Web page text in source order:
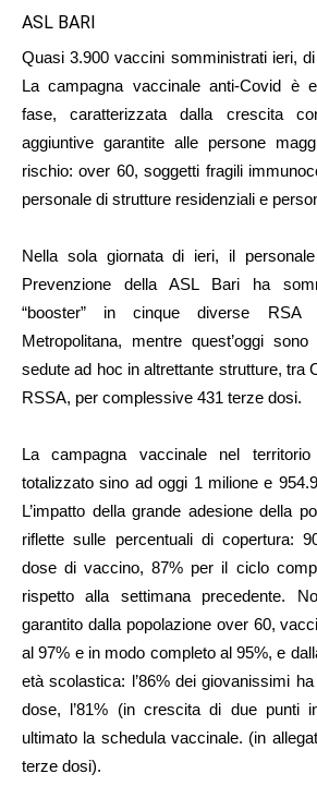
ASL BARI
Quasi 3.900 vaccini somministrati ieri,
La campagna vaccinale anti-Covid è
fase, caratterizzata dalla crescita
aggiuntive garantite alle persone
rischio: over 60, soggetti fragili
personale di strutture residenziali e
Nella sola giornata di ieri, il
Prevenzione della ASL Bari ha
“booster” in cinque diverse RSA
Metropolitana, mentre quest’oggi
sedute ad hoc in altrettante strutture, tra
RSSA, per complessive 431 terze dosi.
La campagna vaccinale nel
totalizzato sino ad oggi 1 milione e
L’impatto della grande adesione della
riflette sulle percentuali di copertura:
dose di vaccino, 87% per il ciclo
rispetto alla settimana precedente.
garantito dalla popolazione over 60,
al 97% e in modo completo al 95%, e
età scolastica: l’86% dei giovanissimi
dose, l’81% (in crescita di due punti
ultimato la schedula vaccinale. (in
terze dosi).